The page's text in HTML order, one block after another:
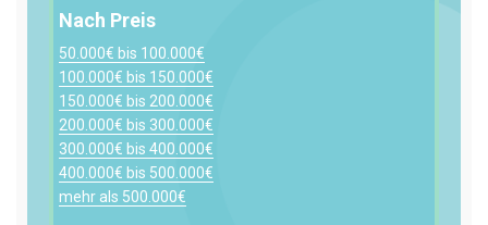
Nach Preis
50.000€ bis 100.000€
100.000€ bis 150.000€
150.000€ bis 200.000€
200.000€ bis 300.000€
300.000€ bis 400.000€
400.000€ bis 500.000€
mehr als 500.000€